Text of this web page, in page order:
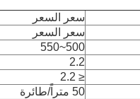
سعر السعر
سعر السعر
500~550
2.2
≤ 2.2
50 متراً/طائرة